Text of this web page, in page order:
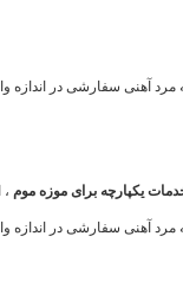
یکپارچه برای موزه موم